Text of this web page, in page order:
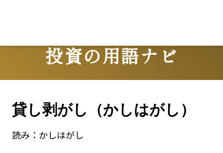
投資の用語ナビ
Terms
貸し剥がし（かしはがし）
読み： かしはがし